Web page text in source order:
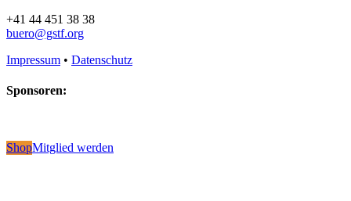
+41 44 451 38 38
buero@gstf.org
Impressum • Datenschutz
Sponsoren:
ShopMitglied werden